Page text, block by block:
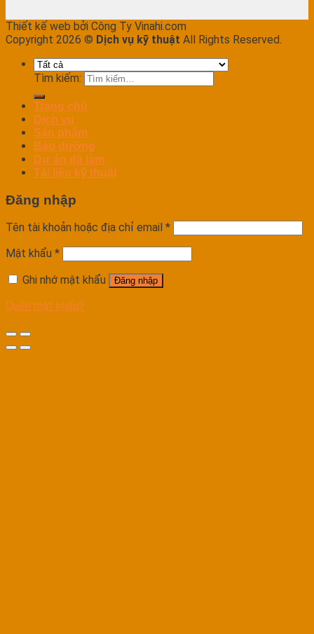
Thiết kế web bởi Công Ty Vinahi.com
Copyright 2026 © Dịch vụ kỹ thuật All Rights Reserved.
Tìm kiếm:
Trang chủ
Dịch vụ
Sản phẩm
Bảo dưỡng
Dự án đã làm
Tài liệu kỹ thuật
Đăng nhập
Tên tài khoản hoặc địa chỉ email *
Mật khẩu *
Ghi nhớ mật khẩu
Đăng nhập
Quên mật khẩu?